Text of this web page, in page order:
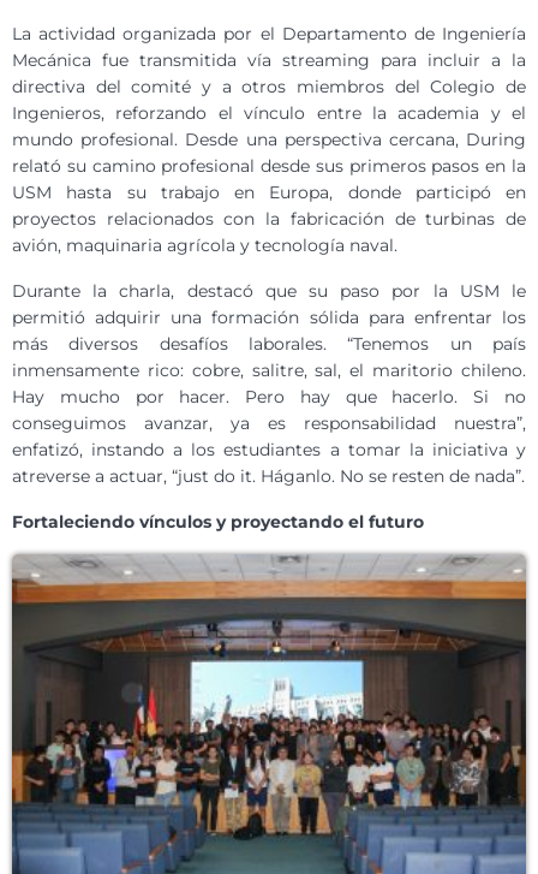
La actividad organizada por el Departamento de Ingeniería
Mecánica fue transmitida vía streaming para incluir a la
directiva del comité y a otros miembros del Colegio de
Ingenieros, reforzando el vínculo entre la academia y el
mundo profesional. Desde una perspectiva cercana, During
relató su camino profesional desde sus primeros pasos en la
USM hasta su trabajo en Europa, donde participó en
proyectos relacionados con la fabricación de turbinas de
avión, maquinaria agrícola y tecnología naval.
Durante la charla, destacó que su paso por la USM le
permitió adquirir una formación sólida para enfrentar los
más diversos desafíos laborales. “Tenemos un país
inmensamente rico: cobre, salitre, sal, el maritorio chileno.
Hay mucho por hacer. Pero hay que hacerlo. Si no
conseguimos avanzar, ya es responsabilidad nuestra”,
enfatizó, instando a los estudiantes a tomar la iniciativa y
atreverse a actuar, “just do it. Háganlo. No se resten de nada”.
Fortaleciendo vínculos y proyectando el futuro